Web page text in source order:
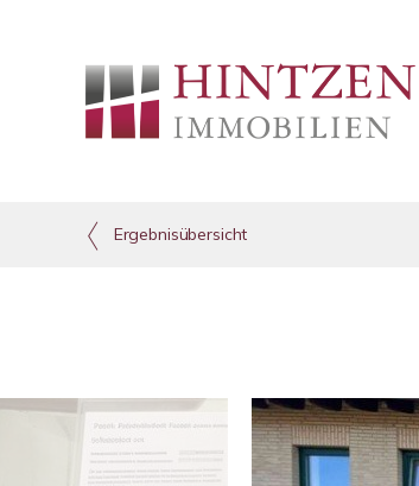
Ergebnisübersicht